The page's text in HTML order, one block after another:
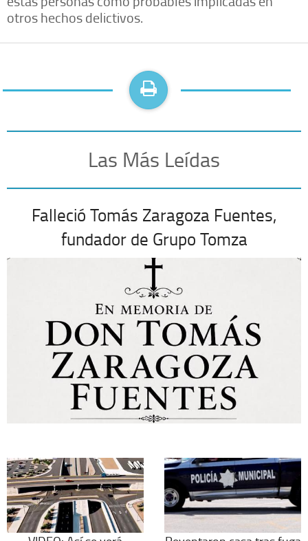
otros hechos delictivos.
Las Más Leídas
Falleció Tomás Zaragoza Fuentes,
fundador de Grupo Tomza